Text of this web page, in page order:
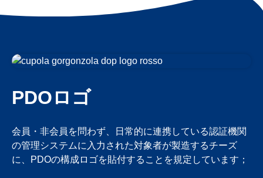
PDOロゴ
会員・非会員を問わず、日常的に連携している認証機関
の管理システムに入力された対象者が製造するチーズ
に、PDOの構成ロゴを貼付することを規定しています；